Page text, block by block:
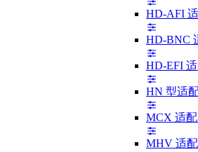
HD-AFI
HD-BNC
HD-EFI
HN 型适
MCX 适
MHV 适